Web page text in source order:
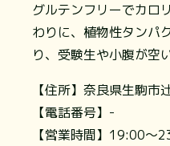
グルテンフリーでカロ
わりに、植物性タンパ
り、受験生や小腹が空
【住所】奈良県生駒
【電話番号】-
【営業時間】19:00～